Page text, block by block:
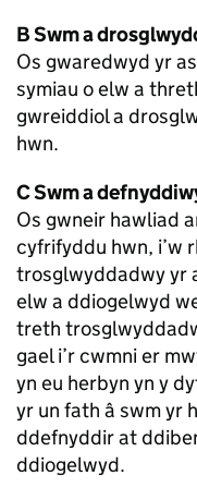
B Swm a
Os gwaredwyd yr
symiau o elw a
gwreiddiol a
hwn.
C Swm a
Os gwneir hawliad
cyfrifyddu hwn, i’w
trosglwyddadwy yr
elw a ddiogelwyd
treth
gael i’r cwmni er
yn eu herbyn yn y
yr un fath â swm yr
ddefnyddir at
ddiogelwyd.